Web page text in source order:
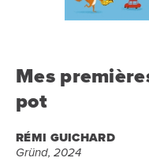
Mes
pot
RÉMI GUICHARD
Gründ, 2024